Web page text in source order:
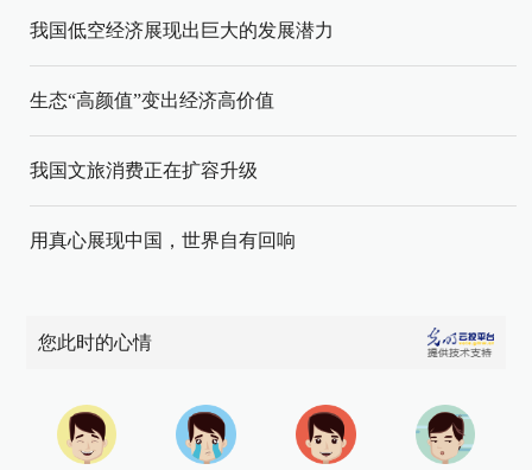
我国低空经济展现出巨大的发展潜力
生态“高颜值”变出经济高价值
我国文旅消费正在扩容升级
用真心展现中国，世界自有回响
您此时的心情